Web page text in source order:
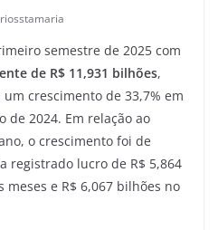
semestre de 2025 com
de R$ 11,931 bilhões,
crescimento de 33,7% em
de 2024. Em relação ao
o crescimento foi de
registrado lucro de R$ 5,864
e R$ 6,067 bilhões no